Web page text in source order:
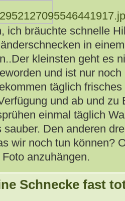
ich bräuchte schnelle
in
kleinsten geht es
und ist nur
täglich
und ab und zu
einmal täglich
sauber. Den anderen
wir noch tun können?
anzuhängen.
Schnecke fast